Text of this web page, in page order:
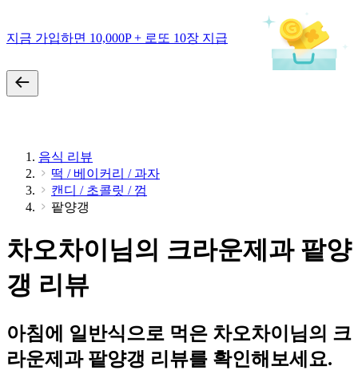
지금 가입하면 10,000P + 로또 10장 지급
음식 리뷰
떡 / 베이커리 / 과자
캔디 / 초콜릿 / 껌
팥양갱
차오차이님의 크라운제과 팥양
갱 리뷰
아침에 일반식으로 먹은 차오차이님의 크
라운제과 팥양갱 리뷰를 확인해보세요.